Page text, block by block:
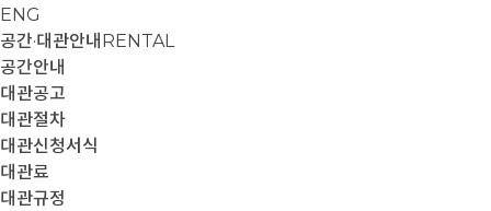
ENG
공간·대관안내 RENTAL
공간안내
대관공고
대관절차
대관신청서식
대관료
대관규정